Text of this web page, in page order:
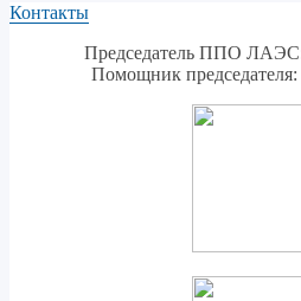
Контакты
Председатель ППО
Помощник